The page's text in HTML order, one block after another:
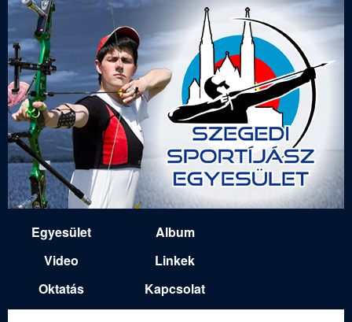
Ugrás
a
tartalomra
e
i
Egyesület
Album
Video
Linkek
Oktatás
Kapcsolat